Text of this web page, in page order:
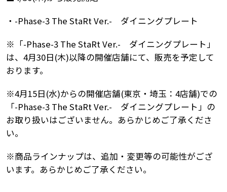
・-Phase-3 The StaRt Ver.- ダイニングプレート
※「-Phase-3 The StaRt Ver.- ダイニングプレート」
は、4月30日(木)以降の開催店舗にて、販売を予定して
おります。
※4月15日(水)からの開催店舗(東京・埼玉：4店舗)での
「-Phase-3 The StaRt Ver.- ダイニングプレート」の
お取り扱いはございません。あらかじめご了承くださ
い。
※商品ラインナップは、追加・変更等の可能性がござ
います。あらかじめご了承ください。